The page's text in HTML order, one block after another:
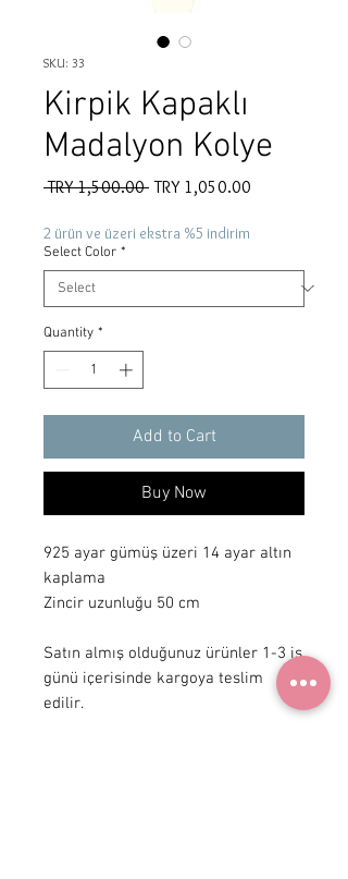
SKU: 33
Kirpik Kapaklı
Madalyon Kolye
TRY 1,500.00 Regular
TRY 1,050.00
2 ürün ve üzeri ekstra %5 indirim
Select Color *
Quantity *
Add to Cart
Buy Now
925 ayar gümüş üzeri 14 ayar altın
kaplama
Zincir uzunluğu 50 cm
Satın almış olduğunuz ürünler 1-3 iş
günü içerisinde kargoya teslim
edilir.